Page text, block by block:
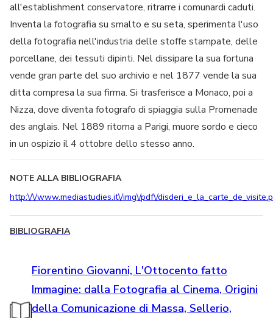
all'establishment conservatore, ritrarre i comunardi caduti.
Inventa la fotografia su smalto e su seta, sperimenta l'uso
della fotografia nell'industria delle stoffe stampate, delle
porcellane, dei tessuti dipinti. Nel dissipare la sua fortuna
vende gran parte del suo archivio e nel 1877 vende la sua
ditta compresa la sua firma. Si trasferisce a Monaco, poi a
Nizza, dove diventa fotografo di spiaggia sulla Promenade
des anglais. Nel 1889 ritorna a Parigi, muore sordo e cieco
in un ospizio il 4 ottobre dello stesso anno.
NOTE ALLA BIBLIOGRAFIA
http:\/\/www.mediastudies.it\/img\/pdf\/
BIBLIOGRAFIA
Fiorentino Giovanni, L'Ottocento fatto
Immagine: dalla Fotografia al Cinema, Origini
della Comunicazione di Massa, Sellerio,